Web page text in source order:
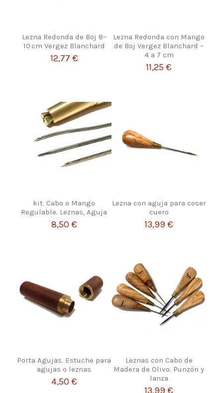
Lezna Redonda de Boj 8–
10 cm Vergez Blanchard
12,77 €
Lezna Redonda con Mango
de Boj Vergez Blanchard –
4 a 7 cm
11,25 €
kit. Cabo o Mango
Regulable. Leznas, Aguja
8,50 €
Lezna con aguja para coser
cuero
13,99 €
Porta Agujas. Estuche para
agujas o leznas
4,50 €
Leznas con Cabo de
Madera de Olivo. Punzón y
lanza
13,99 €